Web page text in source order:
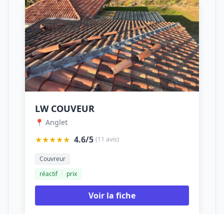
LW COUVEUR
📍 Anglet
★★★★★ 4.6/5 (11 avis)
Couvreur
réactif
prix
Voir la fiche